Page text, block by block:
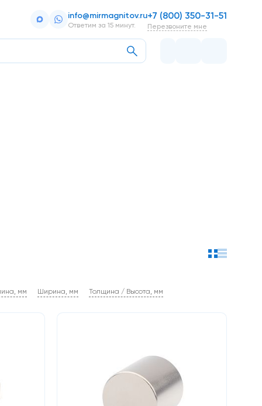
info@mirmagnitov.ru
Ответим за 15 минут.
+7 (800) 350-31-51
Перезвоните мне
мм Ширина, мм Толщина / Высота, мм